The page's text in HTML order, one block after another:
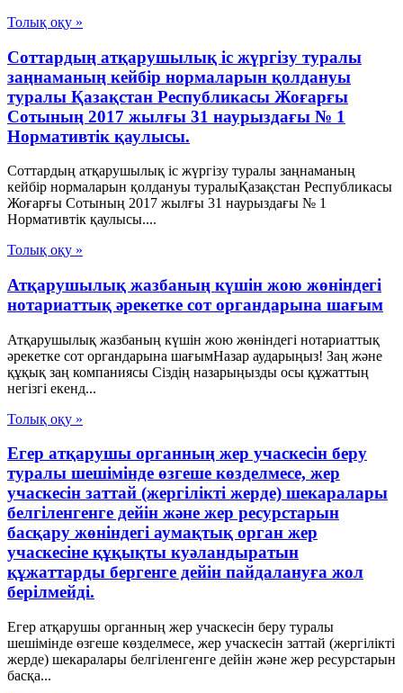
Толық оқу »
Соттардың атқарушылық іс жүргізу туралы
заңнаманың кейбір нормаларын қолдануы
туралы Қазақстан Республикасы Жоғарғы
Сотының 2017 жылғы 31 наурыздағы № 1
Нормативтік қаулысы.
Соттардың атқарушылық іс жүргізу туралы заңнаманың
кейбір нормаларын қолдануы туралыҚазақстан Республикасы
Жоғарғы Сотының 2017 жылғы 31 наурыздағы № 1
Нормативтік қаулысы....
Толық оқу »
Атқарушылық жазбаның күшін жою жөніндегі
нотариаттық әрекетке сот органдарына шағым
Атқарушылық жазбаның күшін жою жөніндегі нотариаттық
әрекетке сот органдарына шағымНазар аударыңыз! Заң және
құқық заң компаниясы Сіздің назарыңызды осы құжаттың
негізгі екенд...
Толық оқу »
Егер атқарушы органның жер учаскесін беру
туралы шешімінде өзгеше көзделмесе, жер
учаскесін заттай (жергілікті жерде) шекаралары
белгіленгенге дейін және жер ресурстарын
басқару жөніндегі аумақтық орган жер
учаскесіне құқықты куәландыратын
құжаттарды бергенге дейін пайдалануға жол
берілмейді.
Егер атқарушы органның жер учаскесін беру туралы
шешімінде өзгеше көзделмесе, жер учаскесін заттай (жергілікті
жерде) шекаралары белгіленгенге дейін және жер ресурстарын
басқа...